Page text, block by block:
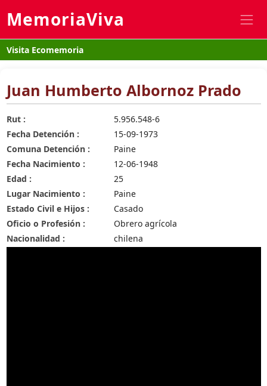
MemoriaViva
Visita Ecomemoria
Juan Humberto Albornoz Prado
Rut :
5.956.548-6
Fecha Detención :
15-09-1973
Comuna Detención :
Paine
Fecha Nacimiento :
12-06-1948
Edad :
25
Lugar Nacimiento :
Paine
Estado Civil e Hijos :
Casado
Oficio o Profesión :
Obrero agrícola
Nacionalidad :
chilena